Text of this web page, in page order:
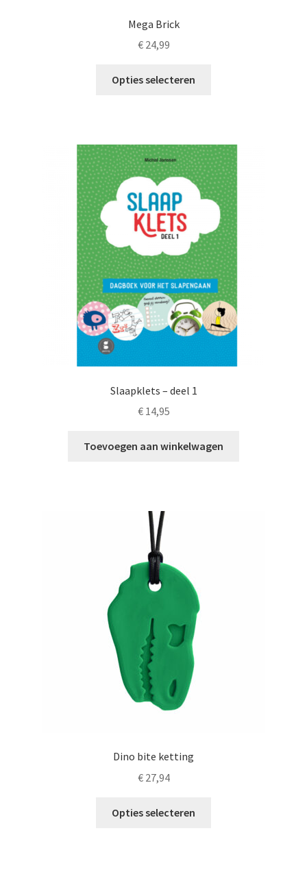
Mega Brick
€24,99
Opties selecteren
Deze
optie
kan
gekozen
worden
op
de
productpagina
Slaapklets – deel 1
€14,95
Toevoegen aan winkelwagen
Dino bite ketting
€27,94
Opties selecteren